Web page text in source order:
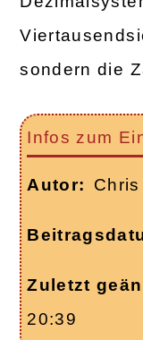
sondern die
Infos zum
Autor Chris
Zuletzt
20:39